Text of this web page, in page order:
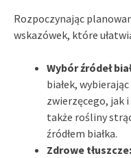
Rozpoczynając
wskazówek, które
Wybór źródeł
białek,
zwierzęcego, jak
także rośliny
źródłem białka.
Zdrowe tłuszcze: